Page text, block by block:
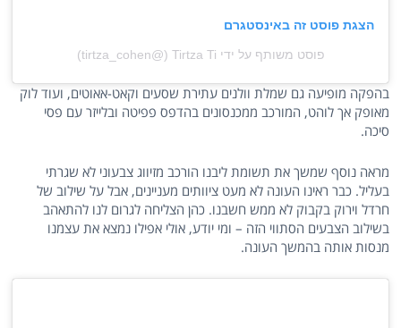
הצגת פוסט זה באינסטגרם
פוסט משותף על ידי ‏‎Tirtza Ti‎‏ (@‏‎tirtza_cohen‎‏)
בהפקה מופיעה גם שמלת וולנים עתירת שסעים וקאט-אאוטים, ועוד לוק
מאופק אך לוהט, המורכב ממכנסונים בהדפס פפיטה ובלייזר עם פסי
סיכה.
מראה נוסף שמשך את תשומת ליבנו הורכב מזיווג צבעוני לא שגרתי
בעליל. כבר ראינו העונה לא מעט ציוותים מעניינים, אבל על שילוב של
חרדל וירוק בקבוק לא ממש חשבנו. כהן הצליחה לגרום לנו להתאהב
בשילוב הצבעים הסתווי הזה – ומי יודע, אולי אפילו נמצא את עצמנו
מנסות אותה בהמשך העונה.